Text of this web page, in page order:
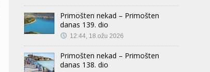
Primošten nekad – Primošten
danas 139. dio
12:44, 18.ožu 2026
Primošten nekad – Primošten
danas 138. dio